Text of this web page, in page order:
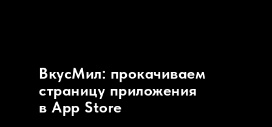
ВкусМил: прокачиваем
страницу приложения
в App Store